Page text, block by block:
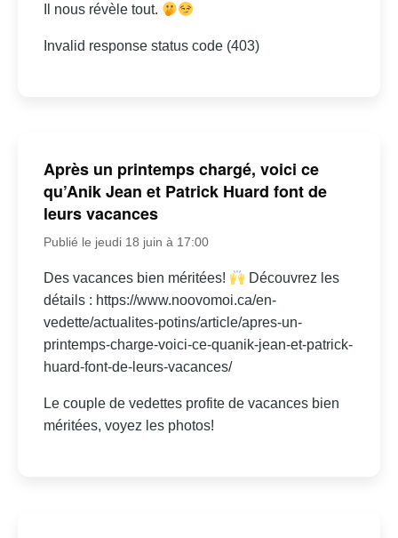
Il nous révèle tout.
Invalid response status code (403)
Après un printemps chargé, voici ce
qu’Anik Jean et Patrick Huard font de
leurs vacances
Publié le jeudi 18 juin à 17:00
Des vacances bien méritées!
Découvrez les
détails : https://www.noovomoi.ca/en-
vedette/actualites-potins/article/apres-un-
printemps-charge-voici-ce-quanik-jean-et-patrick-
huard-font-de-leurs-vacances/
Le couple de vedettes profite de vacances bien
méritées, voyez les photos!